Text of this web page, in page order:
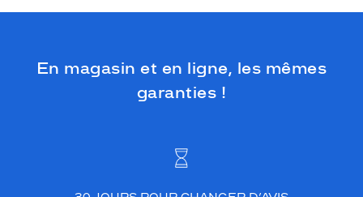
En magasin et en ligne, les mêmes
garanties !